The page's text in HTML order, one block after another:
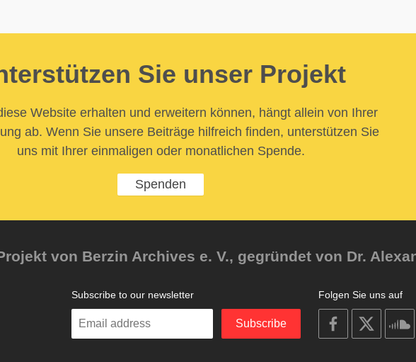
Sie unser Projekt
Website erhalten und erweitern können, hängt allein von Ihrer
ab. Wenn Sie unsere Beiträge hilfreich finden, unterstützen Sie
uns mit Ihrer einmaligen oder monatlichen Spende.
Spenden
von Berzin Archives e. V., gegründet von Dr.
Folgen Sie uns auf
on
facebook
on
Subscribe to our newsletter
Enter
Subscribe